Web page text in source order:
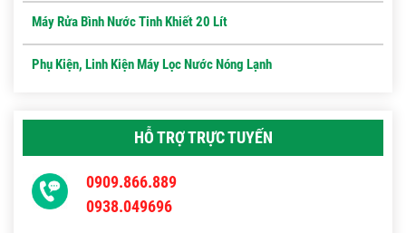
Máy Rửa Bình Nước Tinh Khiết 20 Lít
Phụ Kiện, Linh Kiện Máy Lọc Nước Nóng Lạnh
HỖ TRỢ TRỰC TUYẾN
0909.866.889
0938.049696